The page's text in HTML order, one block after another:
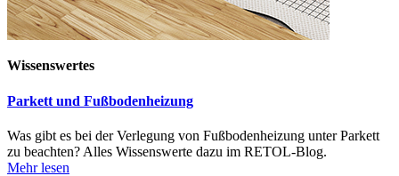
Wissenswertes
Parkett und Fußbodenheizung
Was gibt es bei der Verlegung von Fußbodenheizung unter Parkett
zu beachten? Alles Wissenswerte dazu im RETOL-Blog.
Mehr lesen